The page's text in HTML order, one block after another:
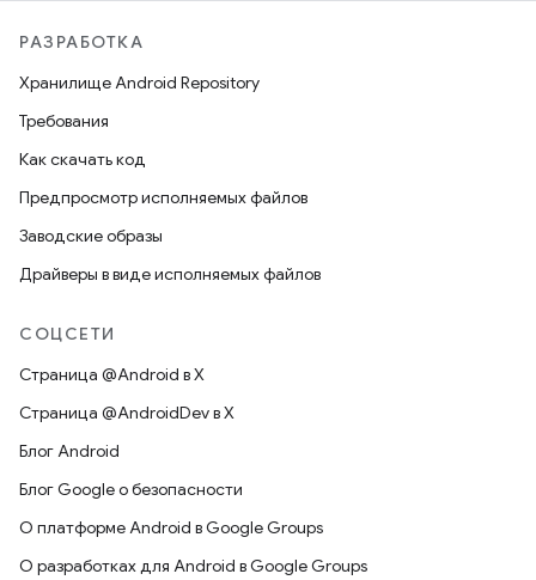
РАЗРАБОТКА
Хранилище Android Repository
Требования
Как скачать код
Предпросмотр исполняемых файлов
Заводские образы
Драйверы в виде исполняемых файлов
СОЦСЕТИ
Страница @Android в X
Страница @AndroidDev в X
Блог Android
Блог Google о безопасности
О платформе Android в Google Groups
О разработках для Android в Google Groups